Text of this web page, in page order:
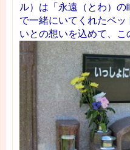
ル）は「永遠（とわ）の
で一緒にいてくれたペ
いとの想いを込めて、こ